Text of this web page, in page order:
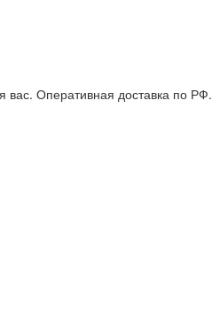
Оперативная доставка по РФ.